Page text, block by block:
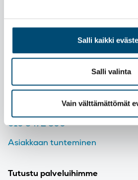
Salli kaikki
Salli valinta
Vain välttämättömät
Puhelinvaihde
010 3472 800
Asiakkaan tunteminen
Tutustu palveluihimme